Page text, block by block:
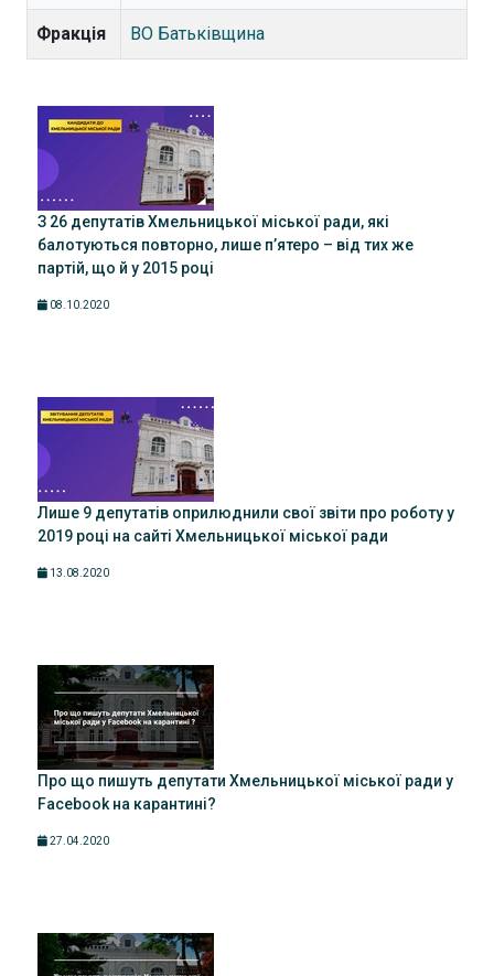
Фракція ВО Батьківщина
З 26 депутатів Хмельницької міської ради, які
балотуються повторно, лише п’ятеро – від тих же
партій, що й у 2015 році
08.10.2020
Лише 9 депутатів оприлюднили свої звіти про роботу у
2019 році на сайті Хмельницької міської ради
13.08.2020
Про що пишуть депутати Хмельницької міської ради у
Facebook на карантині?
27.04.2020